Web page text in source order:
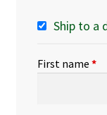
Ship to a
First name *